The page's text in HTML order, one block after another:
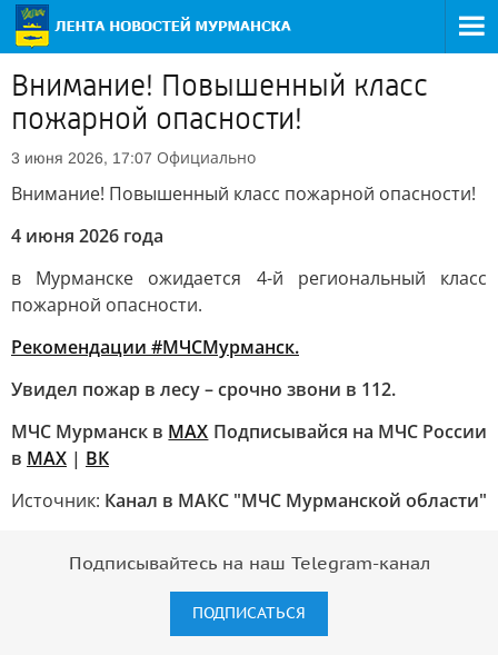
Внимание! Повышенный класс
пожарной опасности!
3 июня 2026, 17:07 Официально
Внимание! Повышенный класс пожарной опасности!
4 июня 2026 года
в Мурманске ожидается 4-й региональный класс
пожарной опасности.
Рекомендации #МЧСМурманск.
Увидел пожар в лесу – срочно звони в 112.
МЧС Мурманск в МАХ Подписывайся на МЧС России
в MAX | ВК
Источник: Канал в МАКС "МЧС Мурманской области"
Подписывайтесь на наш Telegram-канал
ПОДПИСАТЬСЯ